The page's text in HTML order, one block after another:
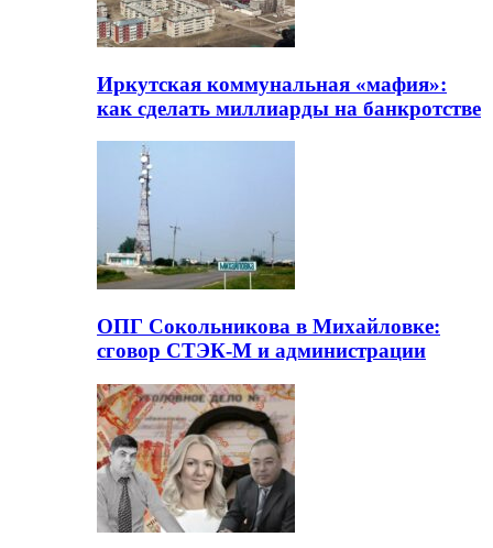
Иркутская коммунальная «мафия»:
как сделать миллиарды на банкротстве
ОПГ Сокольникова в Михайловке:
сговор СТЭК-М и администрации